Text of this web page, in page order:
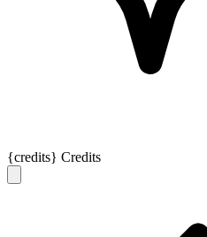
{credits} Credits